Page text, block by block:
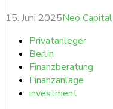
15. Juni 2025Neo Capital
Privatanleger
Berlin
Finanzberatung
Finanzanlage
investment